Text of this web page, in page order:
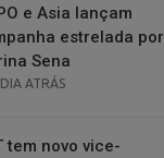
e Asia lançam
estrelada por
Sena
ATRÁS
tem novo vice-